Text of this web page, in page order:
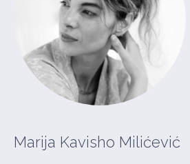
Marija Kavisho Milićević